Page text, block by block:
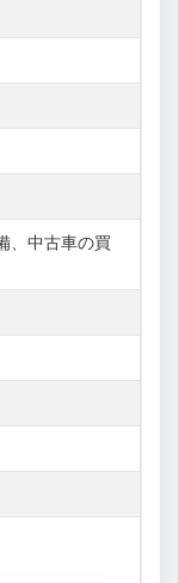
、中古車の買